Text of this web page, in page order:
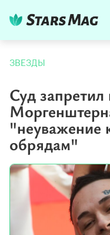
ЗВЕЗДЫ
Суд
"неуважение
обрядам"